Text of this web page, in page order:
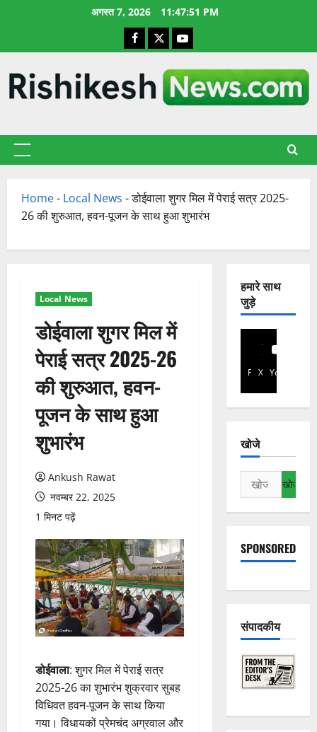
अगस्त 7, 2026 11:47:52 PM
Facebook
X YouTube
प्राथमिक
Home- Local News -डोईवाला शुगर मिल में पेराई सत्र 2025-
26 की शुरुआत, हवन-पूजन के साथ हुआ शुभारंभ
Local News
डोईवाला शुगर मिल में
पेराई सत्र 2025-26
की शुरुआत, हवन-
पूजन के साथ हुआ
शुभारंभ
Ankush Rawat
नवम्बर 22, 2025
1 मिनट पढ़ें
डोईवाला: शुगर मिल में पेराई सत्र
2025-26 का शुभारंभ शुक्रवार सुबह
विधिवत हवन-पूजन के साथ किया
गया। विधायकों प्रेमचंद अग्रवाल और
हमारे साथ
जुड़े
Facebook
X YouTube
खोजे
निम्न
को
खोजें:
SPONSORED
संपादकीय